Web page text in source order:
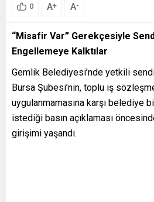
0 A+ A-
“Misafir Var” Gerekçesiyle
Engellemeye Kalktılar
Gemlik Belediyesi’nde yetkili
Bursa Şubesi’nin, toplu iş
uygulanmamasına karşı belediye
istediği basın açıklaması
girişimi yaşandı.